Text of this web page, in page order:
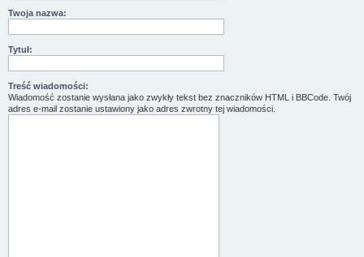
Twoja nazwa:
Tytuł:
Treść wiadomości:
Wiadomość zostanie wysłana jako zwykły tekst bez znaczników HTML i BBCode. Twój
adres e-mail zostanie ustawiony jako adres zwrotny tej wiadomości.